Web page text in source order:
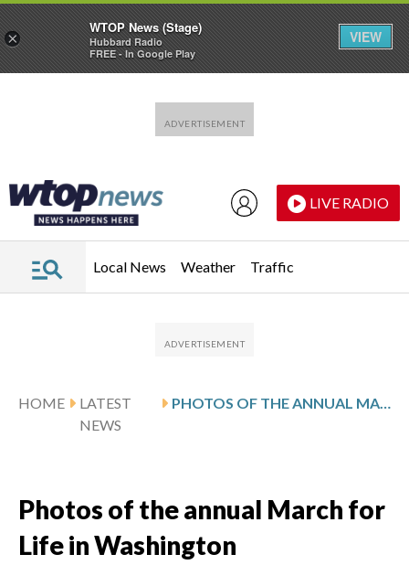
LIVE RADIO
Local News Weather Traffic
HOME
LATEST
NEWS
PHOTOS OF THE ANNUAL MARCH FOR LIFE IN WASHINGTON
Photos of the annual March for
Life in Washington
×
WTOP News (Stage)
Hubbard Radio
FREE - In Google Play
VIEW